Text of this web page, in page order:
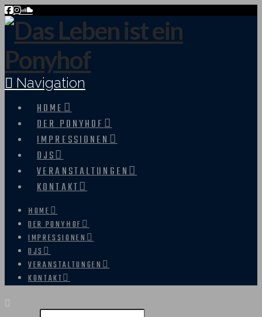
Navigation
HOME
DER PONYHOF
IMPRESSIONEN
DJS
VERANSTALTUNGEN
KONTAKT
HOME
DER PONYHOF
IMPRESSIONEN
DJS
VERANSTALTUNGEN
KONTAKT